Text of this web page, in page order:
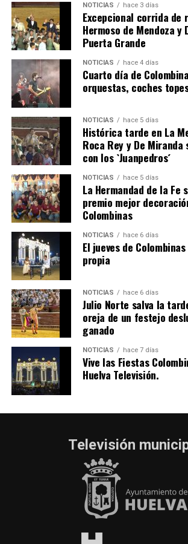
6º DÍA DE LAS FIESTAS COLOMBINAS
hace 2 días Huelvatv
QUINTA CORRIDA DE LAS FIESTAS
2026
hace 3 días· Huelvatv
NOTICIAS hace 3 días
Excepcional corrida de
Hermoso de Mendoza
Puerta Grande
NOTICIAS hace 4 días
Cuarto día de
orquestas, coches
NOTICIAS hace 5 días
Histórica tarde en La
Roca Rey y De Miranda
con los `Juanpedros´
NOTICIAS hace 5 días
La Hermandad de la Fe
premio mejor
Colombinas
NOTICIAS hace 6 días
El jueves de
propia
NOTICIAS hace 6 días
Julio Norte salva la
oreja de un festejo
ganado
NOTICIAS hace 7 días
Vive las Fiestas
Huelva Televisión.
Televisión